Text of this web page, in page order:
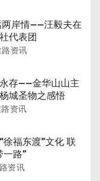
岸情——汪毅夫在
代表团
资讯
存——金华山山主
城圣物之感悟
资讯
福东渡”文化 联
一路”
资讯